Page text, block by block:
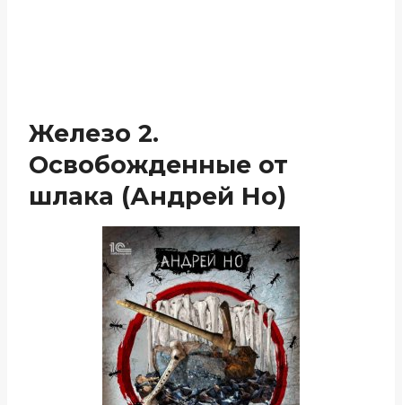
Железо 2.
Освобожденные от
шлака (Андрей Но)